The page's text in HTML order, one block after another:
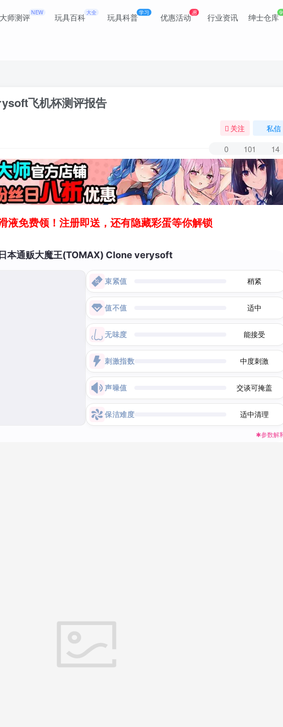
大师测评NEW 玩具百科 大全 玩具科普学习 优惠活动惠 行业资讯 绅士仓库
飞机杯测评报告
关注 私信
0 101 14
液免费领！注册即送，还有隐藏彩蛋等你解锁
日本通贩大魔王(TOMAX) Clone verysoft
束紧值 稍紧
值不值 适中
无味度 能接受
刺激指数 中度刺激
声噪值 交谈可掩盖
保洁难度 适中清理
✱参数解